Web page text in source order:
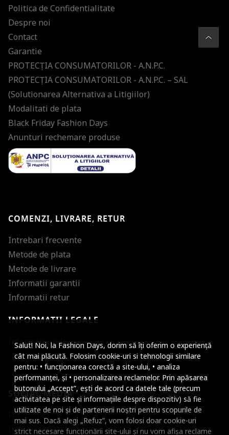
Salut! Noi, la Fashion Days, dorim să îți oferim o experiență
cât mai plăcută. Folosim cookie-uri si tehnologii similare
pentru: • funcționarea corectă a site-ului, • analiza
performanței, și • personalizarea reclamelor. Prin apăsarea
butonului „Accept”, ești de acord ca datele tale (precum
activitatea pe site și informațiile despre dispozitiv) să fie
utilizate de noi și de partenerii noștri pentru scopurile de
mai sus. Dacă alegi „Refuz”, vom folosi doar cookie-uri
strict necesare funcționării site-ului și nu vom afișa reclame
Politica de Confidentialitate
Despre noi
Contact
Garantie
PROTECŢIA CONSUMATORILOR - A.N.P.C.
PROTECŢIA CONSUMATORILOR - A.N.P.C. – SAL
(Solutionarea Alternativa a Litigiilor)
Modalitati de plata
Black Friday Fashion Days
Anunturi rechemare produse
COMENZI, LIVRARE, RETUR
Intrebari frecvente
Metode de plata
Metode de livrare
Informatii garantii
Informatii retur
INFORMATII LEGALE
Informatii utile
SOCIAL MEDIA
Facebook
Instagram
Micsoreaza
Mareste spatierea
Micsoreaza
Mareste inaltimea